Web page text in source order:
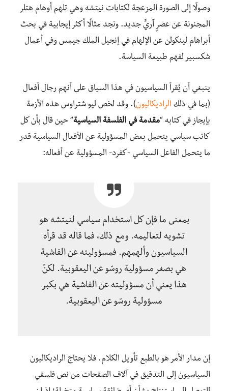
وصولًا إلى الصورة المزعجة لكتابات نيتشه وهي تلهم أوهام هتلر
المجنونة عن عصرٍ آريٍّ جديد. ونجد مثالًا أكثر إيجابية في بحث
أبراهام لينكولن عن الإلهام في إنجيل الملك جيمس وفي أعمال
شكسبير لفهم طبيعة السياسة.
ينبغي أن يُقرأ السياسيون في هذا السياق على أنهم رجال أفعال
(بما في ذلك الراديكاليون). وقد لخص ليو شتراوس هذه الأزمة
بإيجاز في كتابه “مقدمة في الفلسفة السياسية” حين قال بأن كل
كاتب سياسي يتحمل بعض المسؤولية عن الأفعال السياسية قدر
ما يتحمل الفاعل السياسي -كفرد- المسؤولية عن أفعاله:
بمعنى ما فإن كل استخدام سياسي لنيتشه هو
تشويه لتعاليمه. ومع ذلك، فما قاله قد قرأه
السياسيون وألهمهم. فمسؤوليته عن الفاشية
هي بصغر مسؤولية روسّو عن اليعقوبية. لكنّ
هذا يعني أن مسؤوليته عن الفاشية هي بكبر
مسؤولية روسّو عن اليعقوبية.
إن مدار الأمر هو بالطبع تأويل الكلام. فلا يحتاج الراديكاليون
السياسيون إلى التدقيق في آلاف الصفحات من نص فلسفي